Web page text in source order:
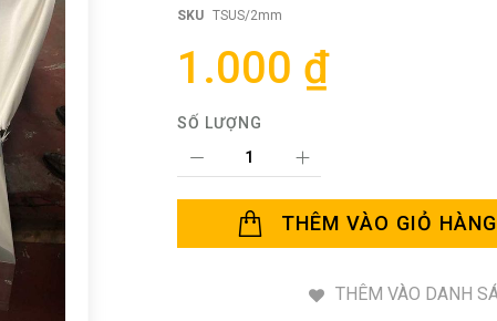
SKU TSUS/2mm
1.000 ₫
SỐ LƯỢNG
THÊM VÀO GIỎ HÀNG
THÊM VÀO DANH